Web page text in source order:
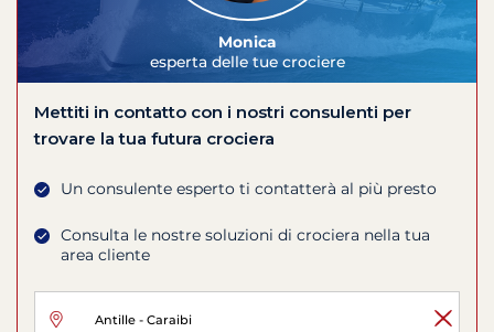
Monica
esperta delle tue crociere
Mettiti in contatto con i nostri consulenti per
trovare la tua futura crociera
Un consulente esperto ti contatterà al più presto
Consulta le nostre soluzioni di crociera nella tua
area cliente